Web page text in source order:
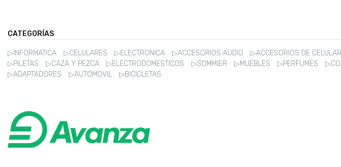
CATEGORÍAS
▷INFORMATICA ▷CELULARES ▷ELECTRONICA ▷ACCESORIOS AUDIO ▷ACCESORIOS DE
▷PILETAS
▷CAZA Y PEZCA ▷ELECTRODOMESTICOS ▷SOMMIER ▷MUEBLES ▷PERFUMES
▷ADAPTADORES
▷AUTOMOVIL ▷BICICLETAS